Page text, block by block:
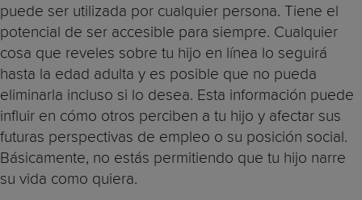
puede ser utilizada por cualquier persona. Tiene el
potencial de ser accesible para siempre. Cualquier
cosa que reveles sobre tu hijo en línea lo seguirá
hasta la edad adulta y es posible que no pueda
eliminarla incluso si lo desea. Esta información puede
influir en cómo otros perciben a tu hijo y afectar sus
futuras perspectivas de empleo o su posición social.
Básicamente, no estás permitiendo que tu hijo narre
su vida como quiera.